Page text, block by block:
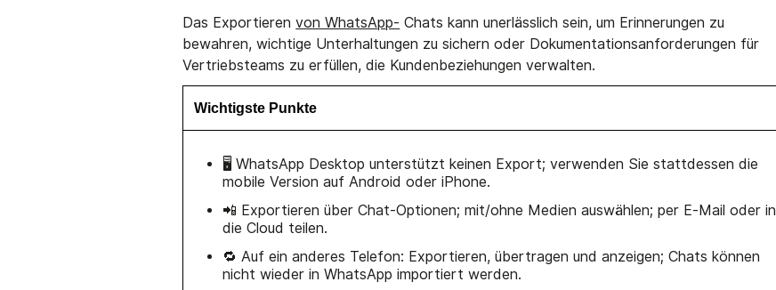
Das Exportierenvon WhatsApp- Chats kann unerlässlich sein, um Erinnerungen zu
bewahren, wichtige Unterhaltungen zu sichern oder Dokumentationsanforderungen für
Vertriebsteams zu erfüllen, die Kundenbeziehungen verwalten.
Wichtigste Punkte
🖥️ WhatsApp Desktop unterstützt keinen Export; verwenden Sie stattdessen die
mobile Version auf Android oder iPhone.
📲 Exportieren über Chat-Optionen; mit/ohne Medien auswählen; per E-Mail oder in
die Cloud teilen.
🔁 Auf ein anderes Telefon: Exportieren, übertragen und anzeigen; Chats können
nicht wieder in WhatsApp importiert werden.